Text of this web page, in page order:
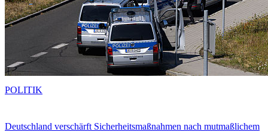
Deutschland verschärft Sicherheitsmaßnahmen nach mutmaßlichem
POLITIK